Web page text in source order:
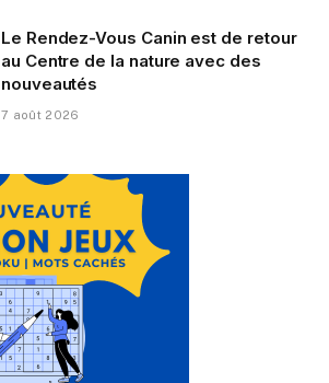
Le Rendez-Vous Canin est de retour
au Centre de la nature avec des
nouveautés
7 août 2026